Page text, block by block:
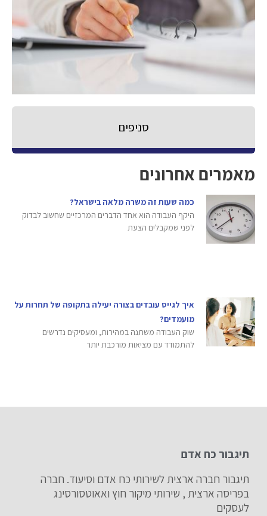
סניפים
מאמרים אחרונים
כמה שעות זה משרה מלאה בישראל?
היקף העבודה הוא אחד הדברים המרכזיים שחשוב לבדוק
לפני שמקבלים הצעת
איך לגייס עובדים בצורה יעילה בתקופה של תחרות על
מועמדים?
שוק העבודה משתנה במהירות, ומעסיקים נדרשים
להתמודד עם מציאות מורכבת יותר
תיגבור כח אדם
תיגבור חברה ארצית לשירותי כח אדם וסיעוד. חברה
בפריסה ארצית , שירותי מיקור חוץ ואאוטסורסינג
לעסקים